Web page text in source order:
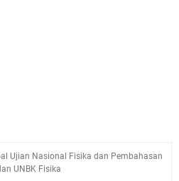
Ujian Nasional Fisika dan Pembahasan
UNBK Fisika